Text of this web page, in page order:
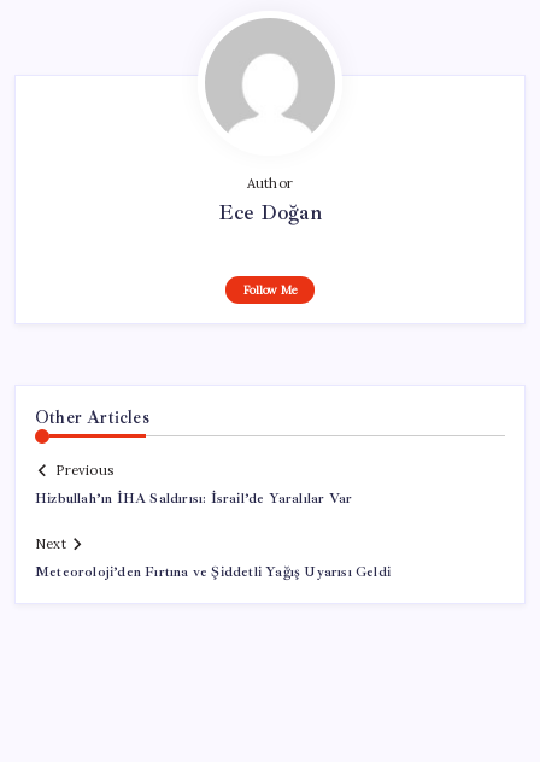
Author
Ece Doğan
Follow Me
Other Articles
Previous
Hizbullah’ın İHA Saldırısı: İsrail’de Yaralılar Var
Next
Meteoroloji’den Fırtına ve Şiddetli Yağış Uyarısı Geldi